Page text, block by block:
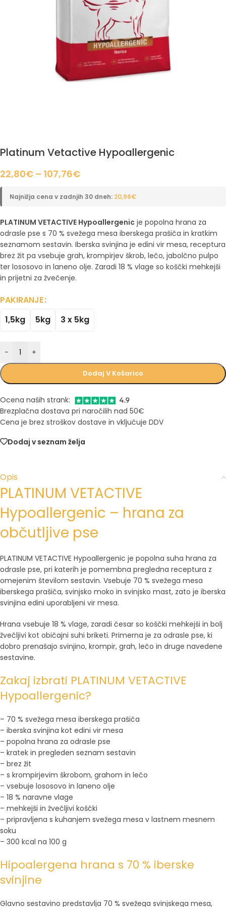
Platinum Vetactive Hypoallergenic
22,80€ – 107,76€
Najnižja cena v zadnjih 30 dneh: 20,96€
PLATINUM VETACTIVE Hypoallergenic je popolna hrana za
odrasle pse s 70 % svežega mesa iberskega prašiča in kratkim
seznamom sestavin. Iberska svinjina je edini vir mesa, receptura
brez žit pa vsebuje grah, krompirjev škrob, lečo, jabolčno pulpo
ter lososovo in laneno olje. Zaradi 18 % vlage so koščki mehkejši
in prijetni za žvečenje.
PAKIRANJE
1,5kg
5kg 3 x 5kg
- +
Dodaj V Košarico
Ocena naših strank:
Brezplačna dostava pri naročilih nad 50€
Cena je brez stroškov dostave in vključuje DDV
Dodaj v seznam želja
Opis
PLATINUM VETACTIVE
Hypoallergenic – hrana za
občutljive pse
PLATINUM VETACTIVE Hypoallergenic je popolna suha hrana za
odrasle pse, pri katerih je pomembna pregledna receptura z
omejenim številom sestavin. Vsebuje 70 % svežega mesa
iberskega prašiča, svinjsko moko in svinjsko mast, zato je iberska
svinjina edini uporabljeni vir mesa.
Hrana vsebuje 18 % vlage, zaradi česar so koščki mehkejši in bolj
žvečljivi kot običajni suhi briketi. Primerna je za odrasle pse, ki
dobro prenašajo svinjino, krompir, grah, lečo in druge navedene
sestavine.
Zakaj izbrati PLATINUM VETACTIVE
Hypoallergenic?
– 70 % svežega mesa iberskega prašiča
– iberska svinjina kot edini vir mesa
– popolna hrana za odrasle pse
– kratek in pregleden seznam sestavin
– brez žit
– s krompirjevim škrobom, grahom in lečo
– vsebuje lososovo in laneno olje
– 18 % naravne vlage
– mehkejši in žvečljivi koščki
– pripravljena s kuhanjem svežega mesa v lastnem mesnem
soku
– 300 kcal na 100 g
Hipoalergena hrana s 70 % iberske
svinjine
Glavno sestavino predstavlja 70 % svežega svinjskega mesa,